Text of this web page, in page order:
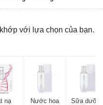
với lựa chọn của bạn.
nạ
Nước hoa
Sữa